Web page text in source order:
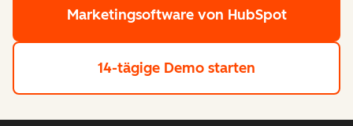
Marketingsoftware von HubSpot
14-tägige Demo starten